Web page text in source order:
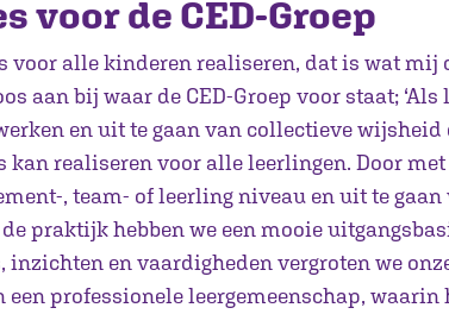
voor de CED-Groep
voor alle kinderen realiseren, dat is wat mij
aan bij waar de CED-Groep voor staat; ‘Als
en uit te gaan van collectieve wijsheid
realiseren voor alle leerlingen. Door met
, team- of leerling niveau en uit te gaan
praktijk hebben we een mooie
en vaardigheden vergroten we
professionele leergemeenschap, waarin